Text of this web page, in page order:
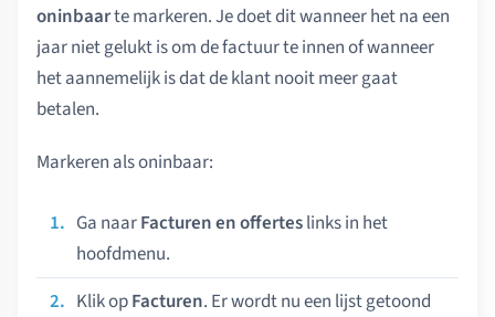
oninbaarte markeren. Je doet dit wanneer het na een
jaar niet gelukt is om de factuur te innen of wanneer
het aannemelijk is dat de klant nooit meer gaat
betalen.
Markeren als oninbaar:
Ga naarFacturen en offerteslinks in het
hoofdmenu.
Klik opFacturen. Er wordt nu een lijst getoond